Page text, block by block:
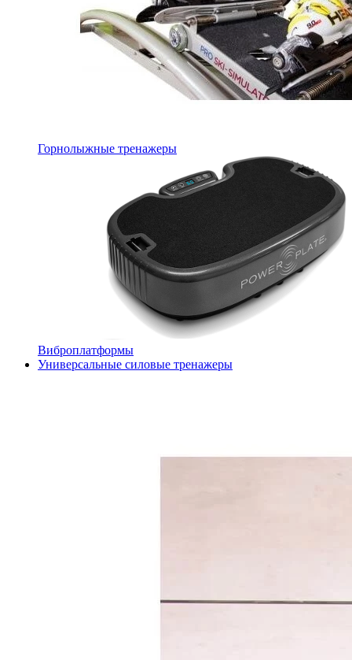
Горнолыжные тренажеры
Виброплатформы
Универсальные силовые тренажеры